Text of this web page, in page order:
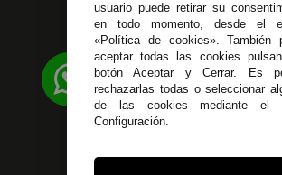
623 23 31
Atendemos Whatsapp
955 44 45 43/955 44
Avenida Plaza de
usuario puede retirar su
en todo momento, desde el
«Política de cookies». También
aceptar todas las cookies
botón Aceptar y Cerrar. Es
rechazarlas todas o seleccionar
de las cookies mediante el
Configuración.